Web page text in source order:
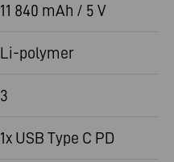
11 840 mAh / 5 V
Li-polymer
3
1x USB Type C PD